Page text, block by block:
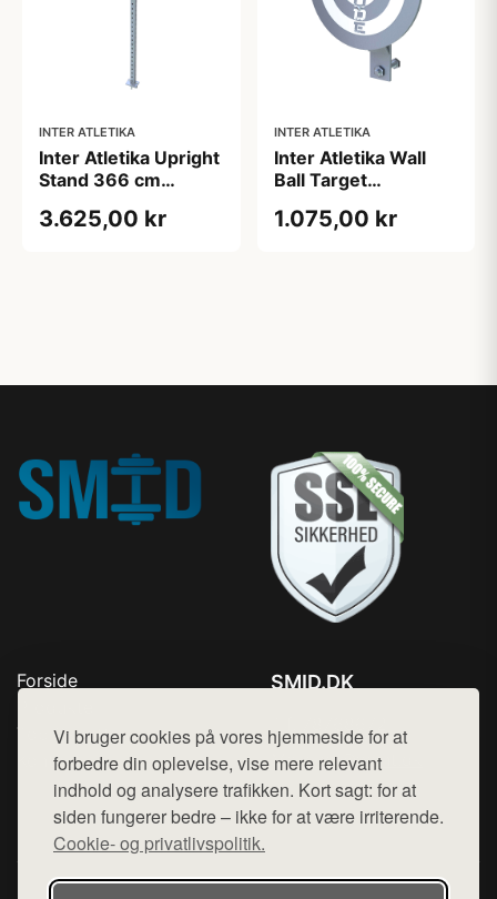
Vi bruger cookies på vores hjemmeside for at
forbedre din oplevelse, vise mere relevant
indhold og analysere trafikken. Kort sagt: for at
siden fungerer bedre – ikke for at være irriterende.
Cookie- og privatlivspolitik.
INTER ATLETIKA
Inter Atletika Upright
Stand 366 cm
3.625,00 kr
INTER ATLETIKA
Inter Atletika Wall
Ball Target
1.075,00 kr
Forside
Top Rabatter
Kontakt
SMID.DK
Mail: hej@want.dk
Cookie- og privatlivspolitik